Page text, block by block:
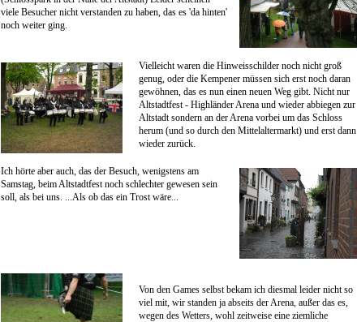
viele Besucher nicht verstanden zu haben, das es 'da hinten'
noch weiter ging.
Vielleicht waren die Hinweisschilder noch nicht groß
genug, oder die Kempener müssen sich erst noch daran
gewöhnen, das es nun einen neuen Weg gibt. Nicht nur
Altstadtfest - Highländer Arena und wieder abbiegen zur
Altstadt sondern an der Arena vorbei um das Schloss
herum (und so durch den Mittelaltermarkt) und erst dann
wieder zurück.
Ich hörte aber auch, das der Besuch, wenigstens am
Samstag, beim Altstadtfest noch schlechter gewesen sein
soll, als bei uns. ...Als ob das ein Trost wäre...
Von den Games selbst bekam ich diesmal leider nicht so
viel mit, wir standen ja abseits der Arena, außer das es,
wegen des Wetters, wohl zeitweise eine ziemliche